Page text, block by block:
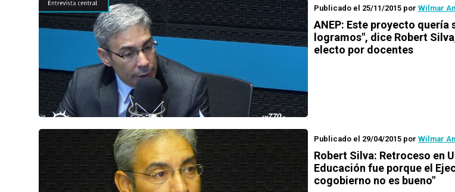
Publicado el 25/11/2015 por Wilmar
ANEP: Este proyecto quería
logramos", dice Robert
electo por docentes
Publicado el 29/04/2015 por Wilmar
Robert Silva: Retroceso en
Educación fue porque el
cogobierno no es bueno"